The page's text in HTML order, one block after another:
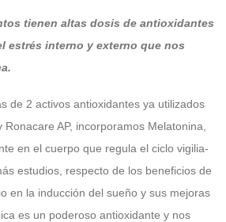
tienen altas dosis de antioxidantes
estrés interno y externo que nos
de 2 activos antioxidantes ya utilizados
AP, incorporamos Melatonina,
en el cuerpo que regula el ciclo vigilia-
estudios, respecto de los beneficios de
en la inducción del sueño y sus mejoras
es un poderoso antioxidante y nos